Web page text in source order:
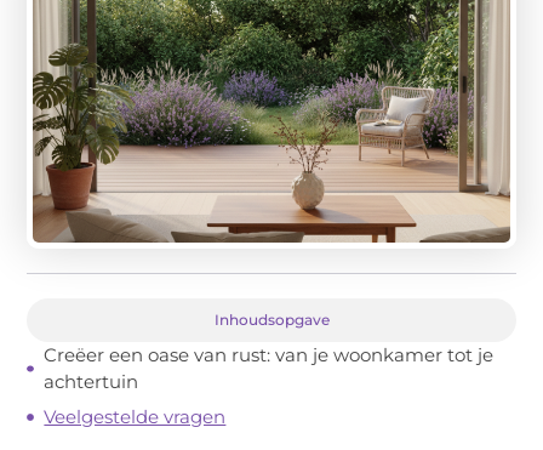
Inhoudsopgave
Creëer een oase van rust: van je woonkamer tot je
achtertuin
Veelgestelde vragen